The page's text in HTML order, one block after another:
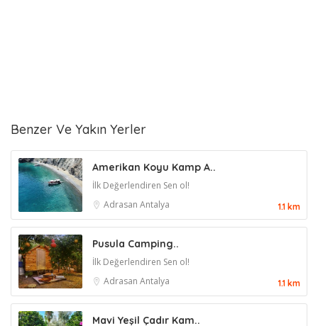
Benzer Ve Yakın Yerler
Amerikan Koyu Kamp A..
İlk Değerlendiren Sen ol!
Adrasan Antalya 1.1 km
Pusula Camping..
İlk Değerlendiren Sen ol!
Adrasan Antalya 1.1 km
Mavi Yeşil Çadır Kam..